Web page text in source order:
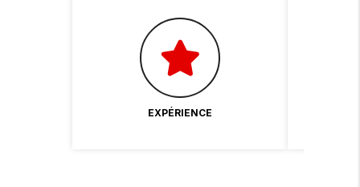
EXPÉRIENCE